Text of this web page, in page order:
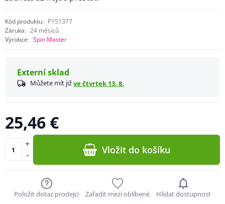
Kód produktu: P151377
Záruka: 24 měsíců
Výrobce: Spin Master
Externí sklad
Můžete mít jižve čtvrtek 13. 8.
25,46 €
-
+ Vložit do košíku
Položit dotaz prodejci Zařadit mezi oblíbené Hlídat dostupnost